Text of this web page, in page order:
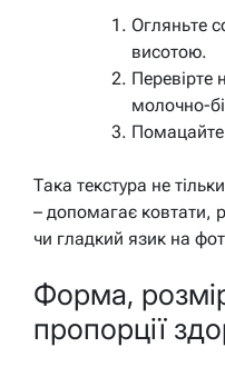
Огляньте
висотою.
Перевірте
молочно-
Така текстура не
– допомагає ковтати,
чи гладкий язик на
Форма,
пропорції